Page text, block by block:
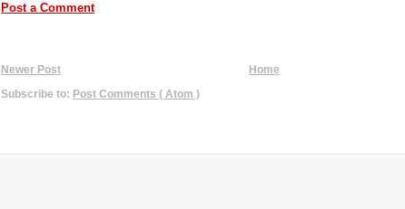
Post a Comment
Newer Post Home
Subscribe to: Post Comments ( Atom )